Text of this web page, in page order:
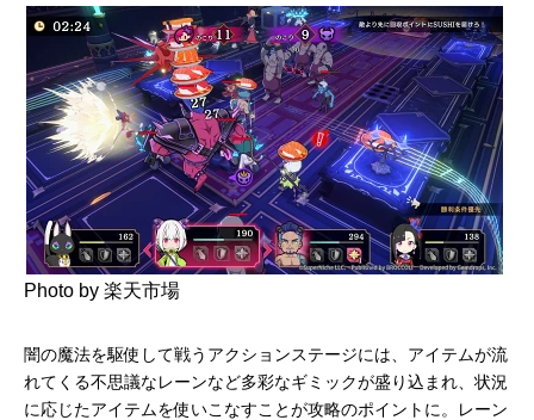
Photo by 楽天市場
闇の魔法を駆使して戦うアクションステージには、アイテムが流
れてくる不思議なレーンなど多彩なギミックが盛り込まれ、状況
に応じたアイテムを使いこなすことが攻略のポイントに。レーン